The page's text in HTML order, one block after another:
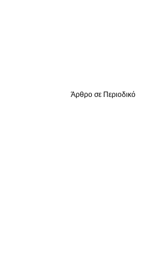
Άρθρο σε Περιοδικό